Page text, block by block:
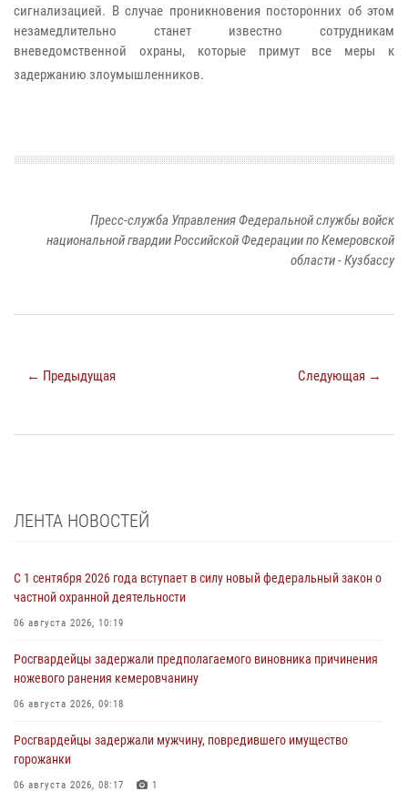
сигнализацией. В случае проникновения посторонних об этом
незамедлительно станет известно сотрудникам
вневедомственной охраны, которые примут все меры к
задержанию злоумышленников.
Пресс-служба Управления Федеральной службы войск
национальной гвардии Российской Федерации по Кемеровской
области - Кузбассу
← Предыдущая Следующая →
ЛЕНТА НОВОСТЕЙ
С 1 сентября 2026 года вступает в силу новый федеральный закон о
частной охранной деятельности
06 августа 2026, 10:19
Росгвардейцы задержали предполагаемого виновника причинения
ножевого ранения кемеровчанину
06 августа 2026, 09:18
Росгвардейцы задержали мужчину, повредившего имущество
горожанки
06 августа 2026, 08:17 1